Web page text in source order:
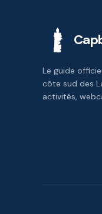
Le guide
côte sud des
activités,